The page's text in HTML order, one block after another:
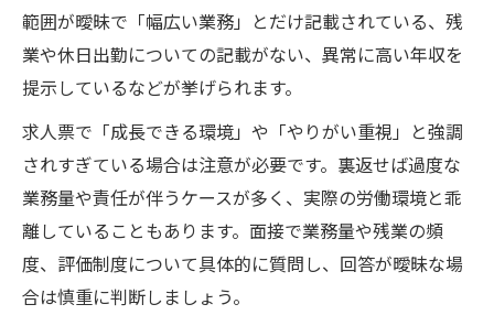
範囲が曖昧で「幅広い業務」とだけ記載されている、残
業や休日出勤についての記載がない、異常に高い年収を
提示しているなどが挙げられます。
求人票で「成長できる環境」や「やりがい重視」と強調
されすぎている場合は注意が必要です。裏返せば過度な
業務量や責任が伴うケースが多く、実際の労働環境と乖
離していることもあります。面接で業務量や残業の頻
度、評価制度について具体的に質問し、回答が曖昧な場
合は慎重に判断しましょう。